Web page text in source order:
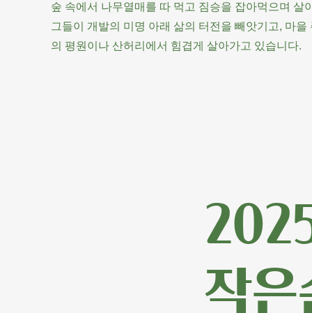
숲 속에서 나무열매를 따 먹고 짐승을 잡아먹으며 살
그들이 개발의 미명 아래 삶의 터전을 빼앗기고, 마을
의 평원이나 산허리에서 힘겹게 살아가고 있습니다.
작은